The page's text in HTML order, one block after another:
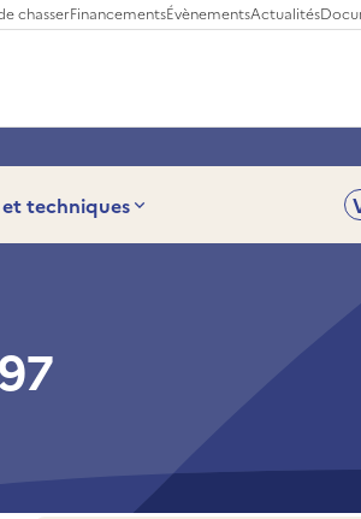
chasserFinancementsÉvènementsActualités
techniques